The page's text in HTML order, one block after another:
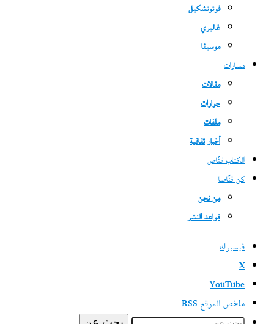
فوتوتشكيل
غاليري
موسيقا
مسارات
مقالات
حوارات
ملفات
أخبار ثقافية
الكتاب قنّاص
كن قنّاصا
من نحن
قواعد النشر
فيسبوك
‫X
‫YouTube
ملخص الموقع RSS